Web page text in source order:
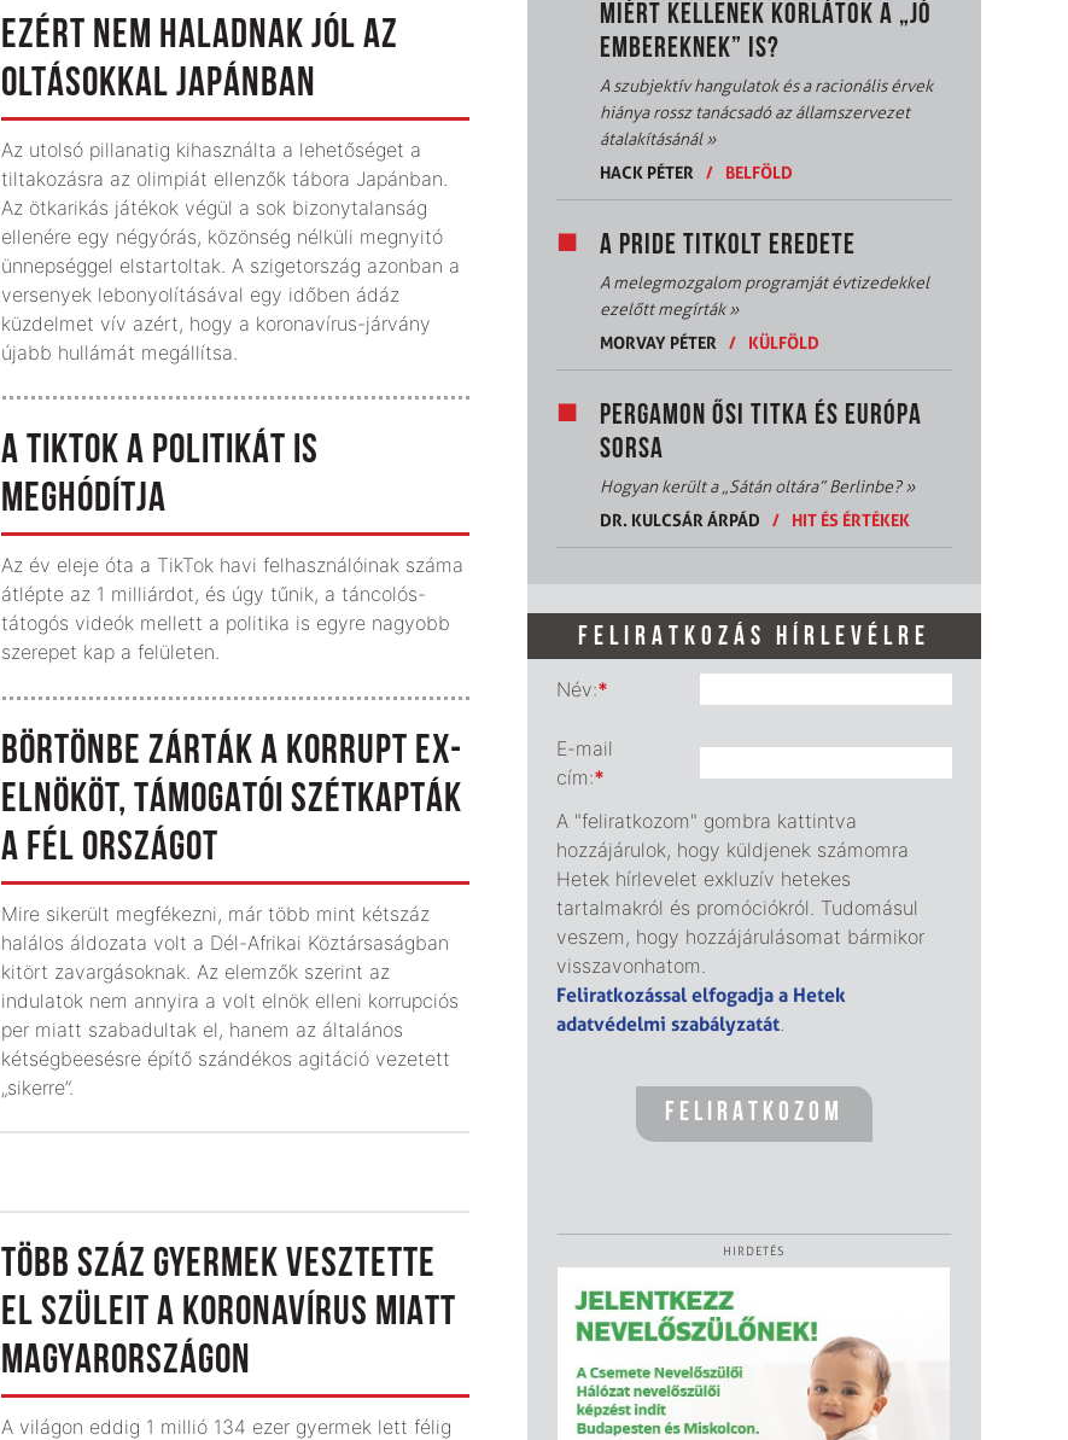
EZÉRT NEM HALADNAK JÓL AZ
OLTÁSOKKAL JAPÁNBAN
Az utolsó pillanatig kihasználta a lehetőséget a
tiltakozásra az olimpiát ellenzők tábora Japánban.
Az ötkarikás játékok végül a sok bizonytalanság
ellenére egy négyórás, közönség nélküli megnyitó
ünnepséggel elstartoltak. A szigetország azonban a
versenyek lebonyolításával egy időben ádáz
küzdelmet vív azért, hogy a koronavírus-járvány
újabb hullámát megállítsa.
A TIKTOK A POLITIKÁT IS
MEGHÓDÍTJA
Az év eleje óta a TikTok havi felhasználóinak száma
átlépte az 1 milliárdot, és úgy tűnik, a táncolós-
tátogós videók mellett a politika is egyre nagyobb
szerepet kap a felületen.
BÖRTÖNBE ZÁRTÁK A KORRUPT EX-
ELNÖKÖT, TÁMOGATÓI SZÉTKAPTÁK
A FÉL ORSZÁGOT
Mire sikerült megfékezni, már több mint kétszáz
halálos áldozata volt a Dél-Afrikai Köztársaságban
kitört zavargásoknak. Az elemzők szerint az
indulatok nem annyira a volt elnök elleni korrupciós
per miatt szabadultak el, hanem az általános
kétségbeesésre építő szándékos agitáció vezetett
„sikerre”.
TÖBB SZÁZ GYERMEK VESZTETTE
EL SZÜLEIT A KORONAVÍRUS MIATT
MAGYARORSZÁGON
A világon eddig 1 millió 134 ezer gyermek lett félig
MIÉRT KELLENEK KORLÁTOK A „JÓ
EMBEREKNEK” IS?
A szubjektív hangulatok és a racionális érvek
hiánya rossz tanácsadó az államszervezet
átalakításánál»
HACK PÉTER
/ BELFÖLD
A PRIDE TITKOLT EREDETE
A melegmozgalom programját évtizedekkel
ezelőtt megírták»
MORVAY PÉTER
/ KÜLFÖLD
PERGAMON ŐSI TITKA ÉS EURÓPA
SORSA
Hogyan került a „Sátán oltára” Berlinbe?»
DR. KULCSÁR ÁRPÁD
/ HIT ÉS ÉRTÉKEK
FELIRATKOZÁS HÍRLEVÉLRE
Név:*
E-mail
cím:*
A "feliratkozom" gombra kattintva
hozzájárulok, hogy küldjenek számomra
Hetek hírlevelet exkluzív hetekes
tartalmakról és promóciókról. Tudomásul
veszem, hogy hozzájárulásomat bármikor
visszavonhatom.
Feliratkozással elfogadja a Hetek
adatvédelmi szabályzatát.
HIRDETÉS